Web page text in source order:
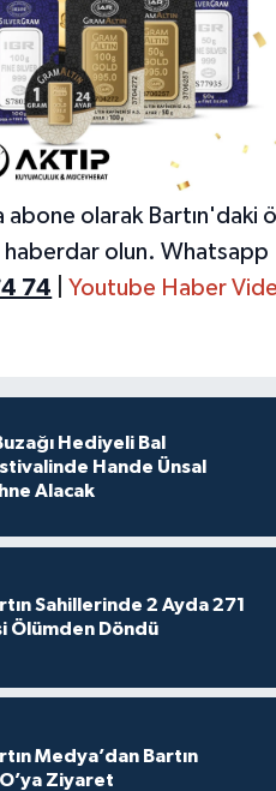
abone olarak Bartın'daki
haberdar olun. Whatsapp
74 Youtube Haber
Hediyeli Bal
Hande Ünsal
Alacak
Sahillerinde 2 Ayda 271
Ölümden Döndü
Medya’dan Bartın
Ziyaret